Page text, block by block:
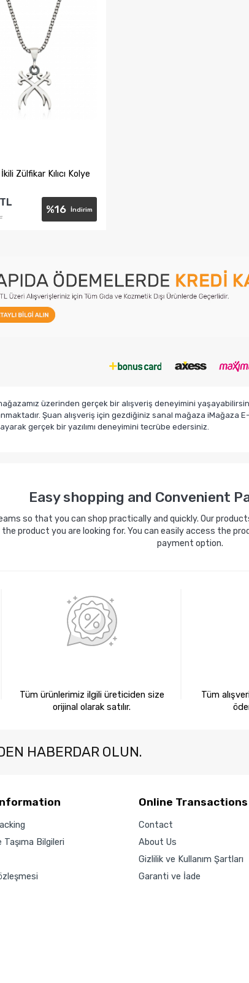
Zülfikar Kılıcı Kolye
%16 İndirim
TL
üzerinden gerçek bir alışveriş deneyimini
Şuan alışveriş için gezdiğiniz sanal mağaza iMağaza E-
gerçek bir yazılımı deneyimini tecrübe edersiniz.
Easy shopping and Convenient
so that you can shop practically and quickly. Our
product you are looking for. You can easily access the
payment option.
Tüm ürünlerimiz ilgili üreticiden size
orijinal olarak satılır.
Tüm
HABERDAR OLUN.
Taşıma Bilgileri
Online Transactions
Contact
About Us
Gizlilik ve Kullanım Şartları
Garanti ve İade